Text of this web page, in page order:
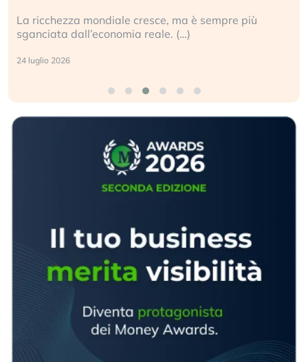
La ricchezza mondiale cresce, ma è sempre più
sganciata dall’economia reale. (…)
24 luglio 2026